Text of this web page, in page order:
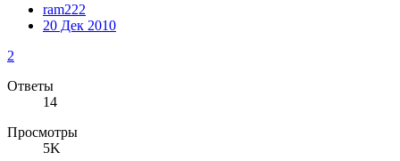
ram222
20 Дек 2010
2
Ответы
14
Просмотры
5K